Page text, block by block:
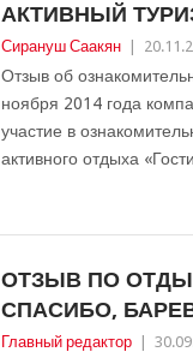
АКТИВНЫЙ
Сирануш Саакян
Отзыв об
ноября 2014 года
участие в
активного отдыха
ОТЗЫВ ПО
СПАСИБО,
Главный редактор